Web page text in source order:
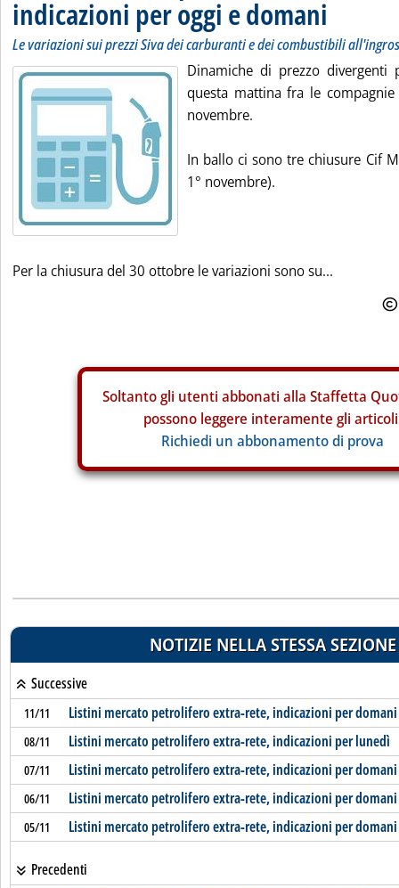
indicazioni per oggi e domani
Le variazioni sui prezzi Siva dei carburanti e dei combustibili
Dinamiche di prezzo divergenti
questa mattina fra le
novembre.
In ballo ci sono tre chiusure Cif
1° novembre).
Per la chiusura del 30 ottobre le variazioni sono su...
Soltanto gli utenti abbonati alla Staffetta
possono leggere interamente gli
Richiedi un abbonamento di prova
NOTIZIE NELLA STESSA SEZIONE
Successive
11/11 Listini mercato petrolifero extra-rete, indicazioni per domani
08/11 Listini mercato petrolifero extra-rete, indicazioni per lunedì
07/11 Listini mercato petrolifero extra-rete, indicazioni per domani
06/11 Listini mercato petrolifero extra-rete, indicazioni per domani
05/11 Listini mercato petrolifero extra-rete, indicazioni per domani
Precedenti